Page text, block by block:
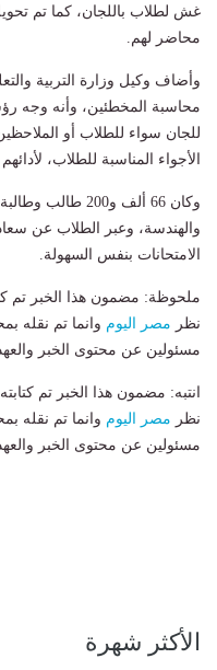
غش لطلاب باللجان، كما تم
محاضر لهم.
وأضاف وكيل وزارة التربية
محاسبة المخطئين، وأنه وجه
للجان سواء للطلاب أو
الأجواء المناسبة للطلاب،
وكان 66 ألف و200
والهندسة، وعبر الطلاب عن
الامتحانات بنفس السهولة.
ملحوظة: مضمون هذا الخبر تم
نظر مصر اليوم وانما تم نقله
مسئولين عن محتوى الخبر
انتبه: مضمون هذا الخبر تم
نظر مصر اليوم وانما تم نقله
مسئولين عن محتوى الخبر
الأكثر شهرة